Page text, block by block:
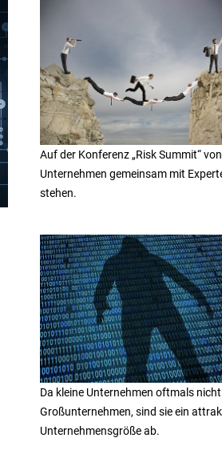
Auf der Konferenz „Risk Summit“
Unternehmen gemeinsam mit
stehen.
Da kleine Unternehmen oftmals
Großunternehmen, sind sie ein
Unternehmensgröße ab.